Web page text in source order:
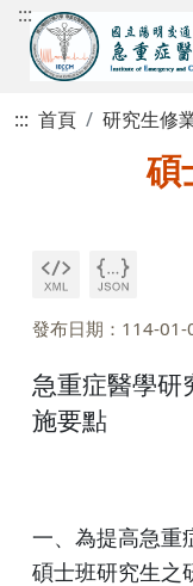
:::
::: 首頁 研究生修
碩
發布日期：114-01-
急重症醫學研
施要點
一、為提高急重
碩士班研究生之